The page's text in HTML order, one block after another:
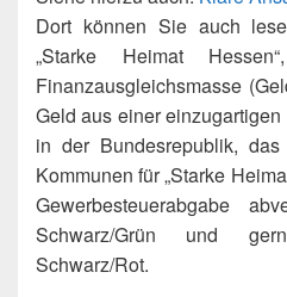
Dort können Sie auch
„Starke Heimat
Finanzausgleichsmasse
Geld aus einer
in der Bundesrepublik,
Kommunen für „Starke
Gewerbesteuerabgabe
Schwarz/Grün und
Schwarz/Rot.